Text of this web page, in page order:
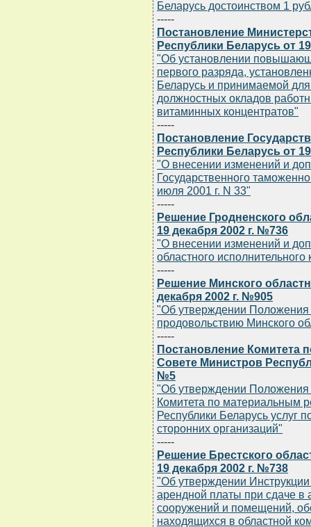
Беларусь достоинством 1
-----
Постановление
Республики Беларусь от
"Об установлении
первого разряда,
Беларусь и принимаемой
должностных окладов
витаминных концентратов"
-----
Постановление
Республики Беларусь от
"О внесении изменений и
Государственного
июля 2001 г. N 33"
-----
Решение Гродненского
19 декабря 2002 г. №736
"О внесении изменений и
областного
-----
Решение Минского
декабря 2002 г. №905
"Об утверждении Положения
продовольствию Минского
-----
Постановление Комитета
Совете Министров
№5
"Об утверждении Положения
Комитета по материальным
Республики Беларусь услуг
сторонних организаций"
-----
Решение Брестского
19 декабря 2002 г. №738
"Об утверждении
арендной платы при сдаче в
сооружений и помещений,
находящихся в областной